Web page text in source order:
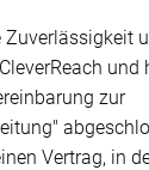
und
zur
Vertrag, in